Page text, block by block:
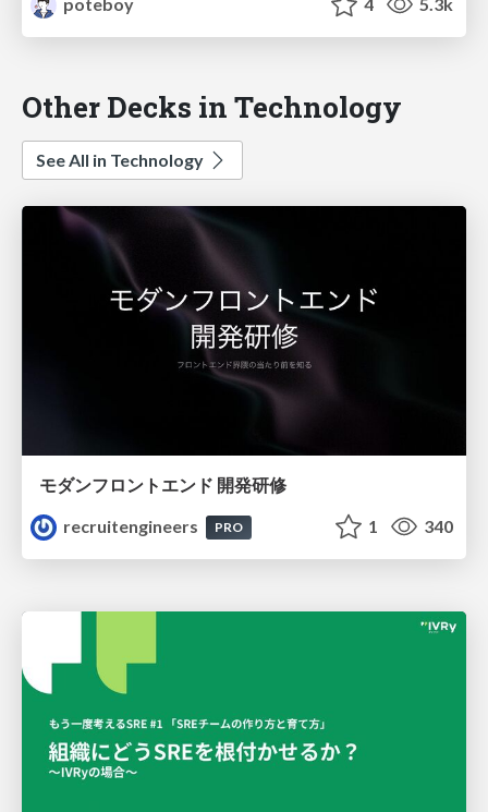
Other Decks in Technology
See All in Technology
モダンフロントエンド 開発研修
recruitengineers
PRO 1 340